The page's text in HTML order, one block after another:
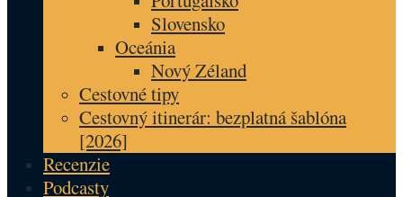
Slovensko
Oceánia
Nový Zéland
Cestovné tipy
Cestovný itinerár: bezplatná šablóna
[2026]
Recenzie
Podcasty